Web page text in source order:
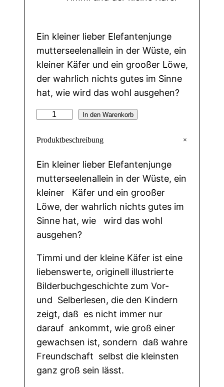
Ein kleiner lieber Elefantenjunge
mutterseelenallein in der Wüste, ein
kleiner Käfer und ein grooßer Löwe,
der wahrlich nichts gutes im Sinne
hat, wie wird das wohl ausgehen?
m
d
e
r
k
l
e
i
n
e
K
ä
In den Warenkorb
Produktbeschreibung +
Ein kleiner lieber Elefantenjunge
mutterseelenallein in der Wüste, ein
kleiner Käfer und ein grooßer
Löwe, der wahrlich nichts gutes im
Sinne hat, wie wird das wohl
ausgehen?
Timmi und der kleine Käfer ist eine
liebenswerte, originell illustrierte
Bilderbuchgeschichte zum Vor-
und Selberlesen, die den Kindern
zeigt, daß es nicht immer nur
darauf ankommt, wie groß einer
gewachsen ist, sondern daß wahre
Freundschaft selbst die kleinsten
ganz groß sein lässt.